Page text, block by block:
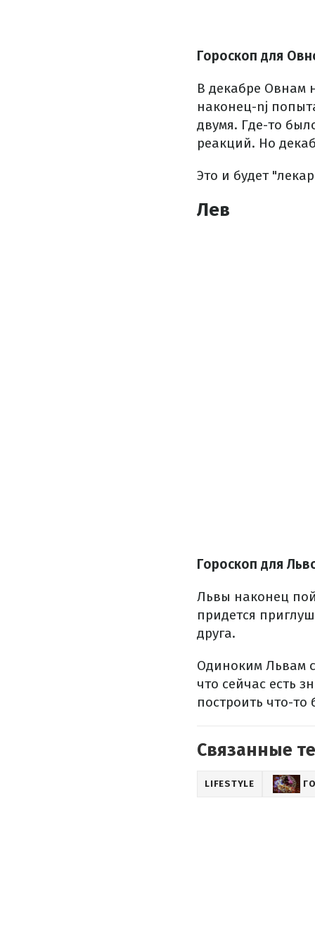
Гороскоп для
В декабре Овнам
наконец-nj
двумя. Где-то
реакций. Но
Это и будет
Лев
Гороскоп для
Львы наконец
придется
друга.
Одиноким Львам
что сейчас есть
построить что-то
Связанные
LIFESTYLE